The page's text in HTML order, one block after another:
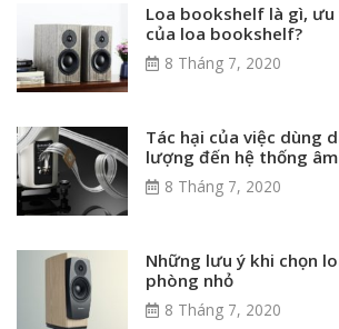
Loa bookshelf là gì,
của loa bookshelf?
8 Tháng 7, 2020
Tác hại của việc dùng
lượng đến hệ thống
8 Tháng 7, 2020
Những lưu ý khi chọn
phòng nhỏ
8 Tháng 7, 2020